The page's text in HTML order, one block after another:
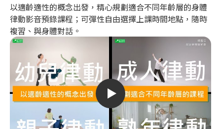
以適齡適性的概念出發，精心規劃適合不同年齡層的身體
律動影音預錄課程；可彈性自由選擇上課時間地點，隨時
複習、與身體對話。